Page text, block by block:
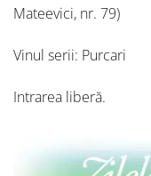
Mateevici, nr. 79)
Vinul serii: Purcari
Intrarea liberă.